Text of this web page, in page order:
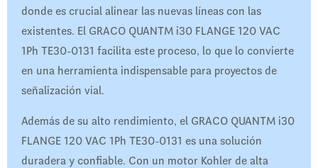
donde es crucial alinear las nuevas líneas con las
existentes. El GRACO QUANTM i30 FLANGE 120 VAC
1Ph TE30-0131 facilita este proceso, lo que lo convierte
en una herramienta indispensable para proyectos de
señalización vial.
Además de su alto rendimiento, el GRACO QUANTM i30
FLANGE 120 VAC 1Ph TE30-0131 es una solución
duradera y confiable. Con un motor Kohler de alta